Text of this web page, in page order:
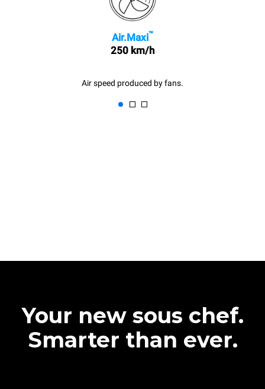
Air.Maxi™
250 km/h
Air speed produced by fans.
Your new sous chef.
Smarter than ever.